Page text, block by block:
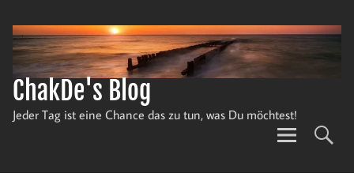
springen
ChakDe's Blog
Jeder Tag ist eine Chance das zu tun, was Du möchtest!